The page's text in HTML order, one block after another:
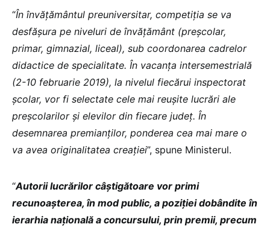
“În învățământul preuniversitar, competiția se va
desfășura pe niveluri de învățământ (preșcolar,
primar, gimnazial, liceal), sub coordonarea cadrelor
didactice de specialitate. În vacanța intersemestrială
(2-10 februarie 2019), la nivelul fiecărui inspectorat
școlar, vor fi selectate cele mai reușite lucrări ale
preșcolarilor și elevilor din fiecare județ. În
desemnarea premianților, ponderea cea mai mare o
va avea originalitatea creației”, spune Ministerul.
“Autorii lucrărilor câștigătoare vor primi
recunoașterea, în mod public, a poziției dobândite în
ierarhia națională a concursului, prin premii, precum